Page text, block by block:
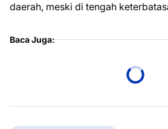
daerah, meski di tengah
Baca Juga: